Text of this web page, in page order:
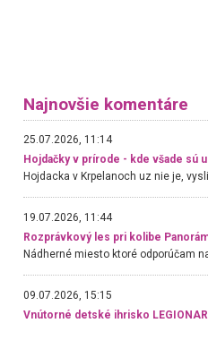
Najnovšie komentáre
25.07.2026, 11:14
Hojdačky v prírode - kde všade sú
19.07.2026, 11:44
Rozprávkový les pri kolibe
09.07.2026, 15:15
Vnútorné detské ihrisko